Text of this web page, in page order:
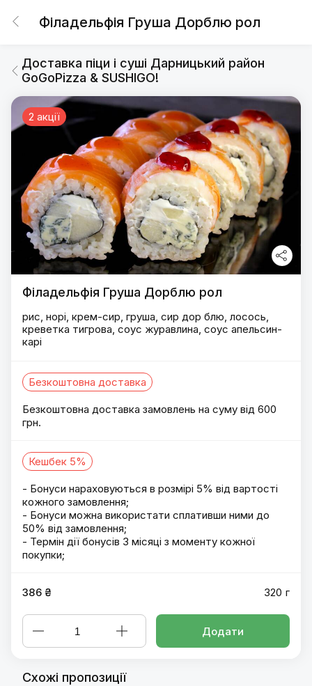
Філадельфія Груша Дорблю рол
Доставка піци і суші Дарницький район
GoGoPizza & SUSHIGO!
2 акції
Філадельфія Груша Дорблю рол
рис, норі, крем-сир, груша, сир дор блю, лосось,
креветка тигрова, соус журавлина, соус апельсин-
карі
Безкоштовна доставка
Безкоштовна доставка замовлень на суму від 600
грн.
Кешбек 5%
- Бонуси нараховуються в розмірі 5% від вартості
кожного замовлення;
- Бонуси можна використати сплативши ними до
50% від замовлення;
- Термін дії бонусів 3 місяці з моменту кожної
покупки;
386 ₴ 320 г
Додати
Схожі пропозиції